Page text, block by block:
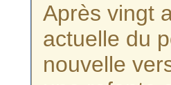
Après vingt
actuelle du
nouvelle